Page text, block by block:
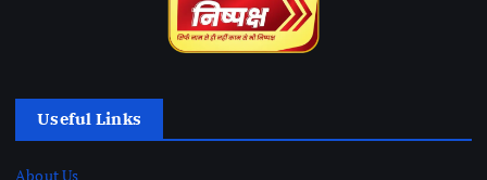
Useful Links
About Us